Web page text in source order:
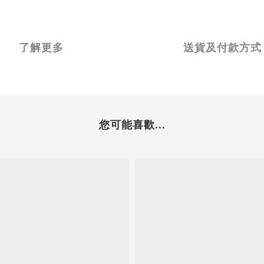
了解更多 送貨及付款方式
您可能喜歡...